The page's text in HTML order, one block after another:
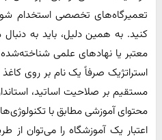
تعمیرگاه‌های تخصصی استخدام
کنید. به همین دلیل، باید به
معتبر یا نهادهای علمی
استراتژیک صرفاً یک نام بر روی
مستقیم بر صلاحیت اساتید،
محتوای آموزشی مطابق با
اعتبار یک آموزشگاه را می‌توان از